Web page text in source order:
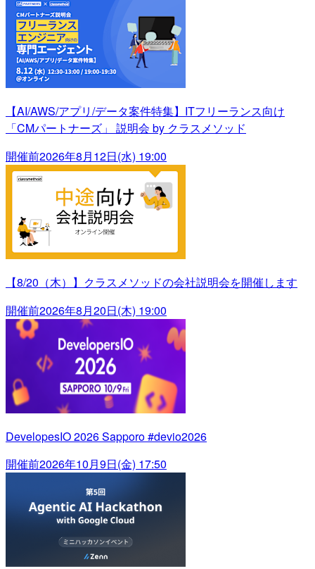
【AI/AWS/アプリ/データ案件特集】ITフリーランス向け
「CMパートナーズ」 説明会 by クラスメソッド
開催前2026年8月12日(水) 19:00
【8/20（木）】クラスメソッドの会社説明会を開催します
開催前2026年8月20日(木) 19:00
DevelopesIO 2026 Sapporo #devio2026
開催前2026年10月9日(金) 17:50